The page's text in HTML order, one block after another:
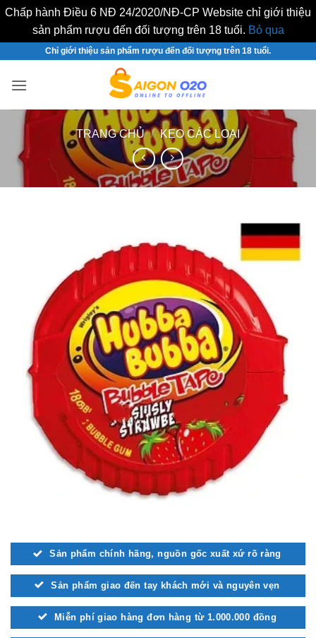
Chấp hành Điều 6 NĐ 24/2020/NĐ-CP Website chỉ giới thiệu
sản phẩm rượu đến đối tượng trên 18 tuổi. Bỏ qua
nội
Chỉ giới thiệu sản phẩm rượu đến đối tượng trên 18 tuổi.
TRANG CHỦ / KẸO CÁC LOẠI
Sản phẩm chính hãng, nguồn gốc xuất xứ rõ ràng
Sản phẩm giao đến tay khách mới và nguyên vẹn
Miễn phí giao hàng đơn hàng từ 1.000.000 đồng